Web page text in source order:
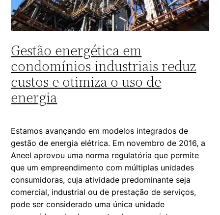
Gestão energética em
condomínios industriais reduz
custos e otimiza o uso de
energia
Estamos avançando em modelos integrados de
gestão de energia elétrica. Em novembro de 2016, a
Aneel aprovou uma norma regulatória que permite
que um empreendimento com múltiplas unidades
consumidoras, cuja atividade predominante seja
comercial, industrial ou de prestação de serviços,
pode ser considerado uma única unidade